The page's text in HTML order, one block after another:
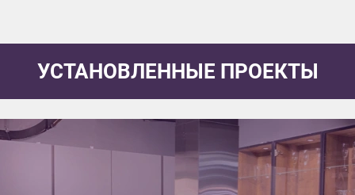
УСТАНОВЛЕННЫЕ ПРОЕКТЫ